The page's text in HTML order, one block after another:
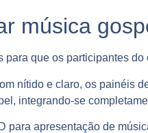
música
que os participantes
nítido e claro, os painéis
integrando-se
para apresentação de